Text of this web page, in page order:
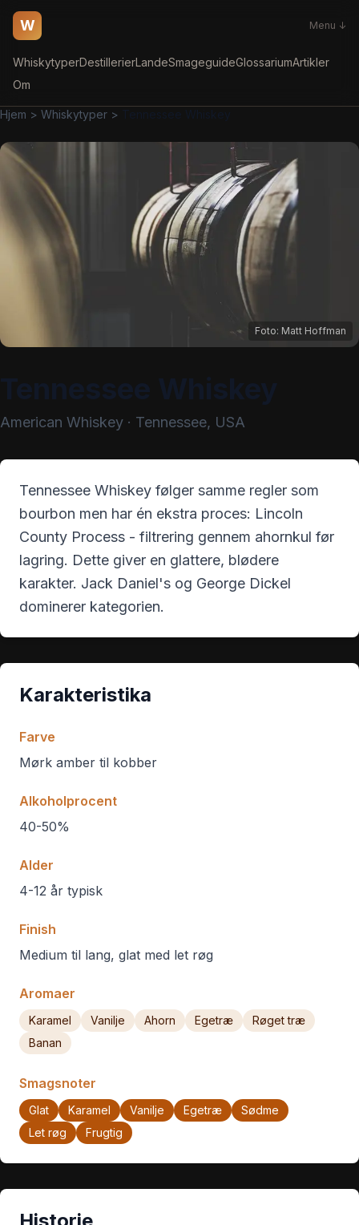
W Menu ↓
WhiskytyperDestillerierLandeSmageguideGlossariumArtikler
Om
Hjem > Whiskytyper >
Foto: Matt Hoffman
American Whiskey · Tennessee, USA
Tennessee Whiskey følger samme regler som
bourbon men har én ekstra proces: Lincoln
County Process - filtrering gennem ahornkul før
lagring. Dette giver en glattere, blødere
karakter. Jack Daniel's og George Dickel
dominerer kategorien.
Karakteristika
Farve
Mørk amber til kobber
Alkoholprocent
40-50%
Alder
4-12 år typisk
Finish
Medium til lang, glat med let røg
Aromaer
Karamel Vanilje Ahorn Egetræ
Røget træ
Banan
Smagsnoter
Glat Karamel Vanilje Egetræ
Sødme
Let røg
Frugtig